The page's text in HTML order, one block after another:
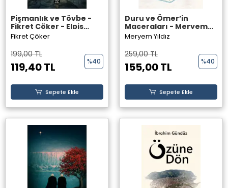
Pişmanlık ve Tövbe -
Fikret Çöker - Elpis
Yayınları
Fikret Çöker
199,00 TL
119,40 TL %40
Sepete Ekle
Duru ve Ömer’in
Maceraları - Meryem
Yıldız - Perseus
Yayınevi
Meryem Yıldız
259,00 TL
155,00 TL %40
Sepete Ekle